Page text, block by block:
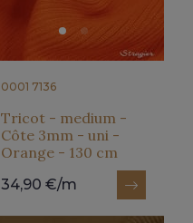
0001 7136
Tricot - medium -
Côte 3mm - uni -
Orange - 130 cm
34,90 €/m